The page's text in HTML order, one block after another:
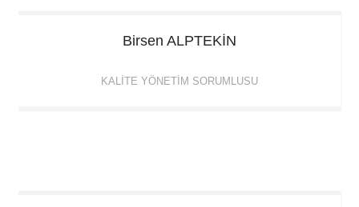
Birsen ALPTEKİN
KALITE YÖNETIM SORUMLUSU